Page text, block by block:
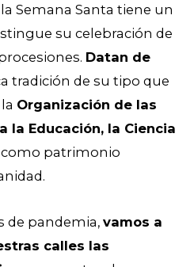
Semana Santa tiene un
su celebración de
Datan de
tradición de su tipo que
Organización de las
la Educación, la Ciencia
como patrimonio
de pandemia, vamos a
calles las